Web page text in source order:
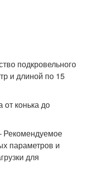
подкровельного
и длиной по 15
конька до
Рекомендуемое
параметров и
для